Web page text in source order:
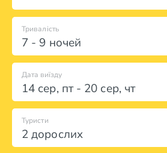
7 - 9 ночей
Тривалість
Дата виїзду
14 сер, пт- 20 сер, чт
2 дорослих
Туристи